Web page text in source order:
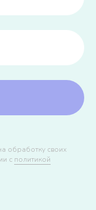
обработку своих
с политикой